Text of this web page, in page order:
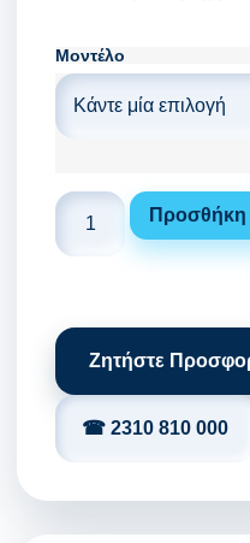
Μοντέλο
Προσθήκη
Ζητήστε
☎ 2310 810 000